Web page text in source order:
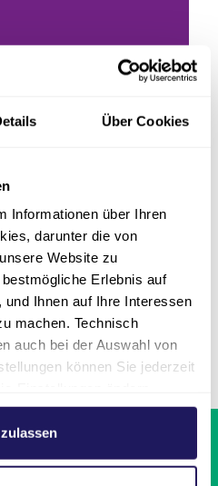
Über Cookies
Informationen über Ihren
darunter die von
Website zu
Erlebnis auf
Ihnen auf Ihre Interessen
machen. Technisch
auch bei der Auswahl von
können Sie jederzeit
finden Sie in unserer
Plakat (PDF) mit
und
teilen
&